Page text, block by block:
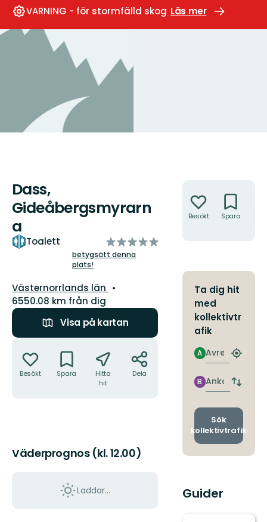
VARNING - för stormfälld skog Läs mer
Dass,
Gideåbergsmyrarn
a
Toalett
av
5
betygsätt denna
plats!
Län:
Västernorrlands län
6550.08 km från dig
Visa på kartan
Besökt Spara
Hitta
hit
Dela
Väderprognos (kl. 12.00)
Laddar...
Besökt Spara
Ta dig hit
med
kollektivtr
afik
Avresa
A
Hitta
Ankomst
B
Byt
och
Sök
kollektivtrafik
Guider